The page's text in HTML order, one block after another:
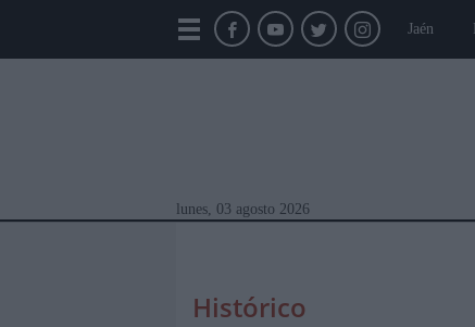
Jaén
lunes, 03 agosto 2026
Histórico